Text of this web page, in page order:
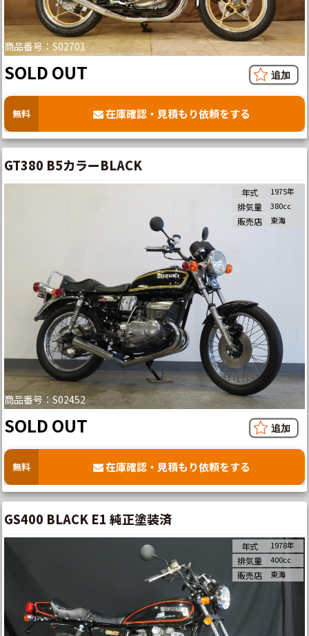
商品番号：S02701
SOLD OUT
無料 在庫確認・見積もり依頼をする
GT380 B5カラーBLACK
商品番号：S02452
年式 1975年
排気量 380cc
販売店 東海
SOLD OUT
無料 在庫確認・見積もり依頼をする
GS400 BLACK E1 純正塗装済
年式 1978年
排気量 400cc
販売店 東海